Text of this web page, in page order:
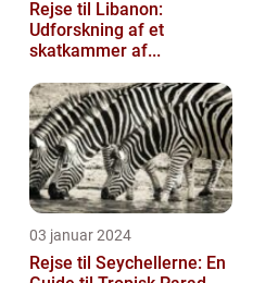
Rejse til Libanon:
Udforskning af et
skatkammer af...
03 januar 2024
Rejse til Seychellerne: En